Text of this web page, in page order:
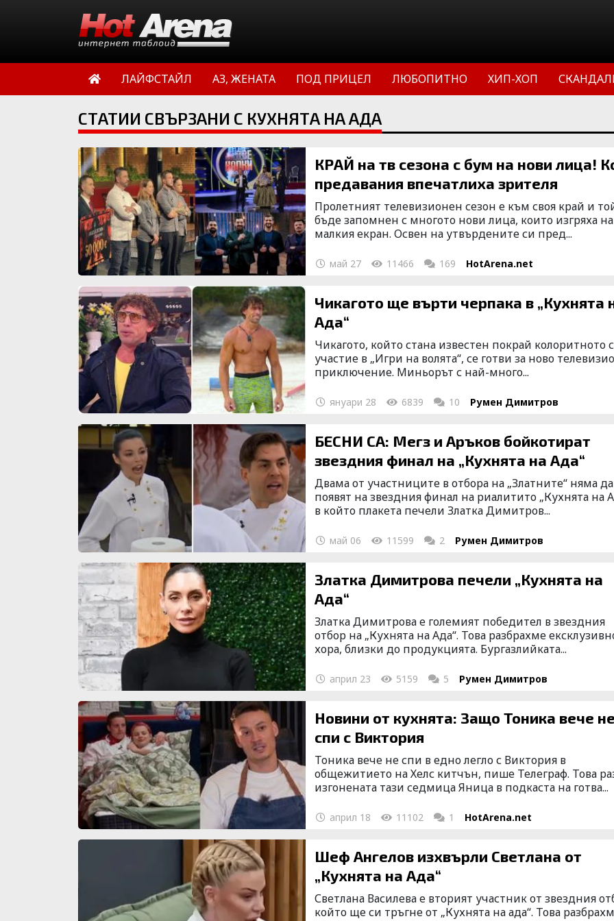
ЛАЙФСТАЙЛ АЗ, ЖЕНАТА ПОД ПРИЦЕЛ ЛЮБОПИТНО ХИП-ХОП
СТАТИИ СВЪРЗАНИ С КУХНЯТА НА АДА
КРАЙ на тв сезона с бум на нови лица!
предавания впечатлиха зрителя
Пролетният телевизионен сезон е към своя край и
бъде запомнен с многото нови лица, които изгряха на
малкия екран. Освен на утвърдените си пред...
май 27 11466 169 HotArena.net
Чикагото ще върти черпака в „Кухнята
Ада“
Чикагото, който стана известен покрай колоритното
участие в „Игри на волята“, се готви за ново
приключение. Миньорът с най-много...
януари 28 6839 10 Румен Димитров
БЕСНИ СА: Мегз и Аръков бойкотират
звездния финал на „Кухнята на Ада“
Двама от участниците в отбора на „Златните“ няма
появят на звездния финал на риалитито „Кухнята на
в който плакета печели Златка Димитров...
май 06 11599 2 Румен Димитров
Златка Димитрова печели „Кухнята на
Ада“
Златка Димитрова е големият победител в звездния
отбор на „Кухнята на Ада“. Това разбрахме
хора, близки до продукцията. Бургазлийката...
април 23 5159 5 Румен Димитров
Новини от кухнята: Защо Тоника вече не
спи с Виктория
Тоника вече не спи в едно легло с Виктория в
общежитието на Хелс китчън, пише Телеграф. Това
изгонената тази седмица Яница в подкаста на готва...
април 18 11102 1 HotArena.net
Шеф Ангелов изхвърли Светлана от
„Кухнята на Ада“
Светлана Василева е вторият участник от звездния
който ще си тръгне от „Кухнята на ада“. Това